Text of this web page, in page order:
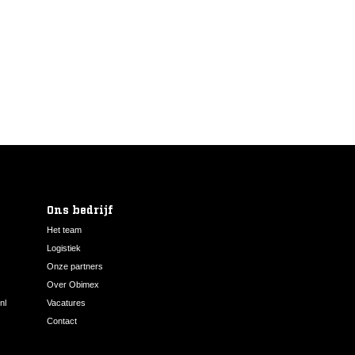
Ons bedrijf
Het team
Logistiek
Onze partners
Over Obimex
Vacatures
Contact